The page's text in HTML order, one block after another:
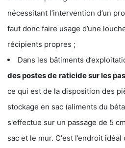
nécessitant l’intervention d’un
faut donc faire usage d’une
récipients propres ;
Dans les bâtiments
des postes de raticide sur les
ce qui est de la disposition des
stockage en sac (aliments du
s'effectue sur un passage de 5
sac et le mur. C'est l’endroit